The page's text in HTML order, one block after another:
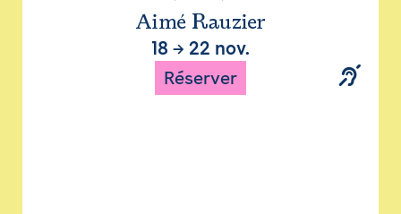
Aimé Rauzier
18 → 22 nov.
Réserver